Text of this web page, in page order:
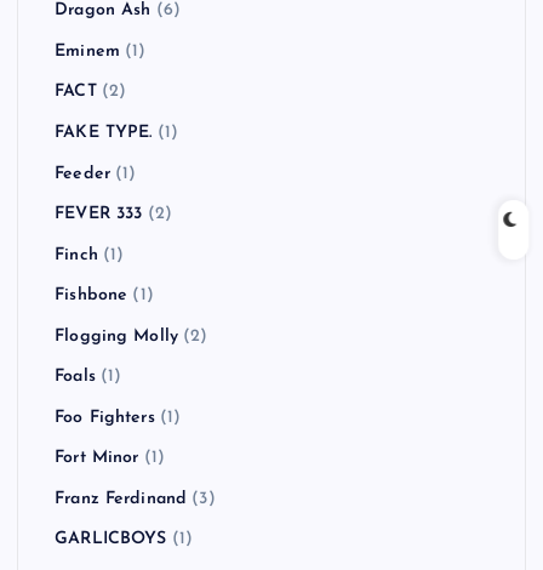
Dragon Ash (6)
Eminem (1)
FACT(2)
FAKE TYPE. (1)
Feeder(1)
FEVER 333 (2)
Finch (1)
Fishbone (1)
Flogging Molly (2)
Foals(1)
Foo Fighters(1)
Fort Minor (1)
Franz Ferdinand (3)
GARLICBOYS (1)